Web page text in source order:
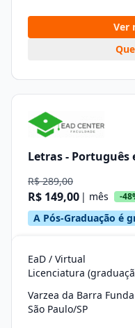
Ver
Letras - Português
R$ 289,00
R$ 149,00 | mês -
A Pós-Graduação é
EaD / Virtual
Licenciatura
Varzea da Barra Funda
São Paulo/SP